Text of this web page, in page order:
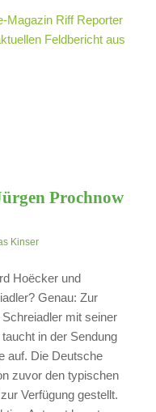
Magazin Riff Reporter
Feldbericht aus
Prochnow
Kinser
Hoëcker und
Genau: Zur
mit seiner
in der Sendung
auf. Die Deutsche
zuvor den typischen
Verfügung gestellt.